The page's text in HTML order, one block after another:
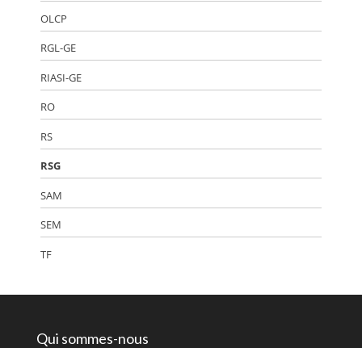
OLCP
RGL-GE
RIASI-GE
RO
RS
RSG
SAM
SEM
TF
Qui sommes-nous